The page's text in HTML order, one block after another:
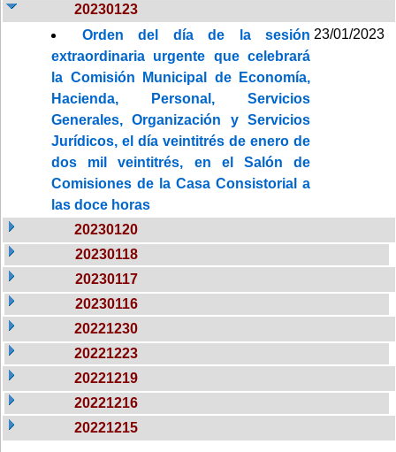
20230123
Orden del día de la sesión
extraordinaria urgente que celebrará
la Comisión Municipal de Economía,
Hacienda, Personal, Servicios
Generales, Organización y Servicios
Jurídicos, el día veintitrés de enero de
dos mil veintitrés, en el Salón de
Comisiones de la Casa Consistorial a
las doce horas
23/01/2023
20230120
20230118
20230117
20230116
20221230
20221223
20221219
20221216
20221215